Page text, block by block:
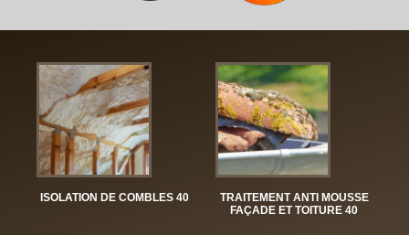
ISOLATION DE COMBLES 40
TRAITEMENT ANTI MOUSSE
FAÇADE ET TOITURE 40